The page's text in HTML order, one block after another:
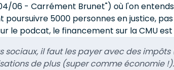
06 - Carrément Brunet") où l'on
5000 personnes en justice,
le podcat, le financement sur la CMU
il faut les payer avec des impôts
de plus (super comme économie !).